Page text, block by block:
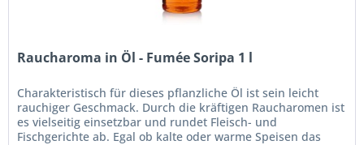
Raucharoma in Öl - Fumée Soripa 1 l
Charakteristisch für dieses pflanzliche Öl ist sein leicht
rauchiger Geschmack. Durch die kräftigen Raucharomen ist
es vielseitig einsetzbar und rundet Fleisch- und
Fischgerichte ab. Egal ob kalte oder warme Speisen das